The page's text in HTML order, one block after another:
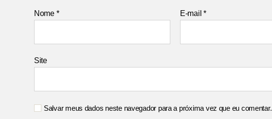
Nome * E-mail*
Site
Salvar meus dados neste navegador para a próxima vez que eu comentar.